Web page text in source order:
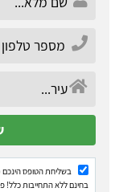
בשליחת הטופס
בחינם ללא התחייבות כלל!